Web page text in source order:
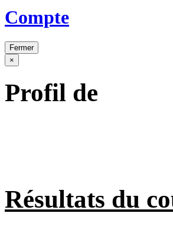
Compte
Fermer
×
Profil de
Résultats du